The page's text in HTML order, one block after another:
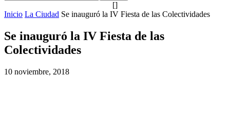
[]
Inicio La Ciudad Se inauguró la IV Fiesta de las Colectividades
Se inauguró la IV Fiesta de las
Colectividades
10 noviembre, 2018